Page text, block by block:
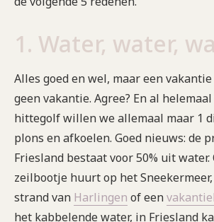
1. Water, water,
Alles goed en wel, maar een
geen vakantie. Agree? En al
hittegolf willen we allemaal maar 1
plons en afkoelen. Goed nieuws: de
Friesland bestaat voor 50% uit
zeilbootje huurt op het
strand van Harlingen of een
het kabbelende water, in Friesland